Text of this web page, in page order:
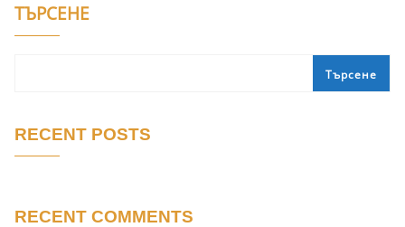
ТЪРСЕНЕ
Търсене
RECENT POSTS
RECENT COMMENTS